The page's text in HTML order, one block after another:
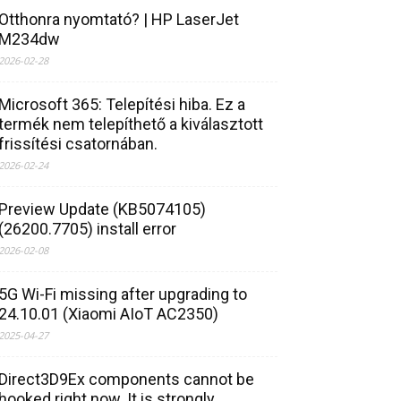
nyomtató? | HP LaserJet
02-28
365: Telepítési hiba. Ez a
nem telepíthető a kiválasztott
csatornában.
02-24
Update (KB5074105)
install error
02-08
Wi-Fi missing after upgrading to
(Xiaomi AIoT AC2350)
04-27
components cannot be